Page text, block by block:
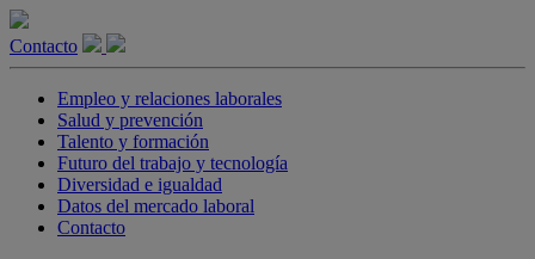
Contacto
Empleo y relaciones laborales
Salud y prevención
Talento y formación
Futuro del trabajo y tecnología
Diversidad e igualdad
Datos del mercado laboral
Contacto